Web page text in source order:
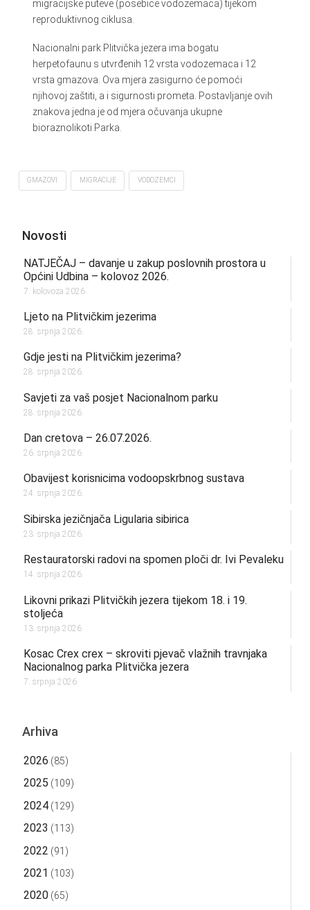
migracijske puteve (posebice vodozemaca) tijekom
reproduktivnog ciklusa.
Nacionalni park Plitvička jezera ima bogatu
herpetofaunu s utvrđenih 12 vrsta vodozemaca i 12
vrsta gmazova. Ova mjera zasigurno će pomoći
njihovoj zaštiti, a i sigurnosti prometa. Postavljanje ovih
znakova jedna je od mjera očuvanja ukupne
bioraznolikoti Parka.
GMAZOVI MIGRACIJE VODOZEMCI
Novosti
NATJEČAJ – davanje u zakup poslovnih prostora u
Općini Udbina – kolovoz 2026.
7. kolovoza 2026.
Ljeto na Plitvičkim jezerima
28. srpnja 2026.
Gdje jesti na Plitvičkim jezerima?
28. srpnja 2026.
Savjeti za vaš posjet Nacionalnom parku
28. srpnja 2026.
Dan cretova – 26.07.2026.
26. srpnja 2026.
Obavijest korisnicima vodoopskrbnog sustava
24. srpnja 2026.
Sibirska jezičnjača Ligularia sibirica
23. srpnja 2026.
Restauratorski radovi na spomen ploči dr. Ivi Pevaleku
14. srpnja 2026.
Likovni prikazi Plitvičkih jezera tijekom 18. i 19.
stoljeća
13. srpnja 2026.
Kosac Crex crex – skroviti pjevač vlažnih travnjaka
Nacionalnog parka Plitvička jezera
7. srpnja 2026.
Arhiva
2026 (85)
2025 (109)
2024(129)
2023 (113)
2022 (91)
2021 (103)
2020(65)